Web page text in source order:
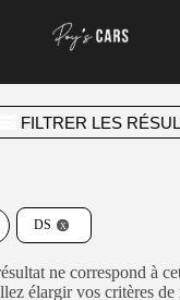
FILTRER LES
DS
ne correspond à
élargir vos critères de